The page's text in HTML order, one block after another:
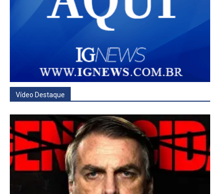
Vídeo Destaque